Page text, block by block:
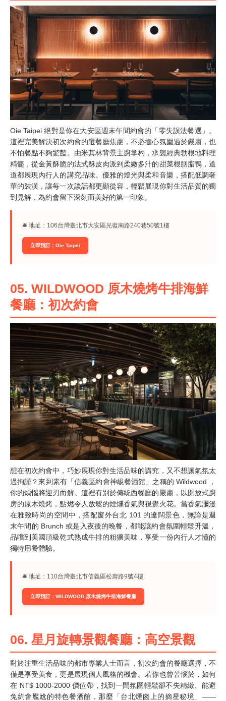
Oie Taipei 絕對是你在大安區週末午間約會的「零失誤法餐選」。
這裡完美解決初次約會的選餐廳焦慮，不必擔心氛圍過於嚴肅，也
不怕餐點不夠驚豔。由米其林背景主廚掌杓，承襲經典勃根地料理
精髓，從金黃酥脆的法式酥皮肉派到柔嫩多汁的甜菜根胭脂鴨，道
道都展現內行人的講究品味。優雅的燈光與柔和音樂，搭配低調奢
華的裝潢，讓每一次談話都更顯從容，輕鬆展現你對生活品質的獨
到見解，為約會留下深刻而美好的第一印象。
🛎︎ 地址：106台灣臺北市大安區光復南路240巷50號1樓
立即預訂：Oie Taipei
05. WILDWOOD 原木燒烤牛排海鮮
餐廳：初次約會
想在初次約會中，巧妙展現你對生活品味的講究，又不想讓氣氛太
過拘謹？來到素有「信義區約會神級餐酒館」之稱的 Wildwood ，
你的煩惱將迎刃而解。這裡有別於傳統西餐廳的嚴肅，以開放式廚
房的原木燒烤，點燃令人放鬆的煙燻香氣與視覺火花。當香氣瀰漫
在雅致時尚的空間中，搭配窗外台北 101 的遼闊景色，無論是週
末午間的 Brunch 或是入夜後的晚餐，都能讓約會氛圍輕鬆升溫，
品嚐到美國頂級乾式熟成牛排的粗獷美味，享受一份內行人才懂的
獨特用餐體驗。
🛎︎ 地址：110台灣臺北市信義區松壽路9號4樓
立即預訂：WILDWOOD 原木燒烤牛排海鮮餐廳
06. 星月旋轉景觀餐廳：高空景觀
對於注重生活品味的都市專業人士而言，初次約會的餐廳選擇，不
僅是享受美食，更是展現個人風格的機會。若你也曾苦惱於，如何
在 NT$ 1000-2000 價位帶，找到一間氛圍輕鬆卻不失精緻、能避
免約會尷尬的特色餐酒館，那麼「台北煙囪上的摘星秘境」——